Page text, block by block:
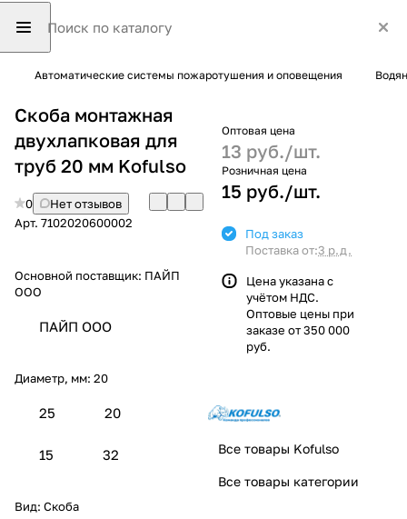
Автоматические системы пожаротушения и оповещения
Скоба монтажная
двухлапковая для
труб 20 мм Kofulso
0
Нет отзывов
Арт. 7102020600002
Основной поставщик: ПАЙП
ООО
ПАЙП ООО
Диаметр, мм: 20
25 20
15 32
Вид: Скоба
Оптовая цена
13 руб./шт.
Розничная цена
15 руб./шт.
Под заказ
Поставка от:3 р.д.
Цена указана с
учётом НДС.
Оптовые цены при
заказе от 350 000
руб.
Все товары Kofulso
Все товары категории